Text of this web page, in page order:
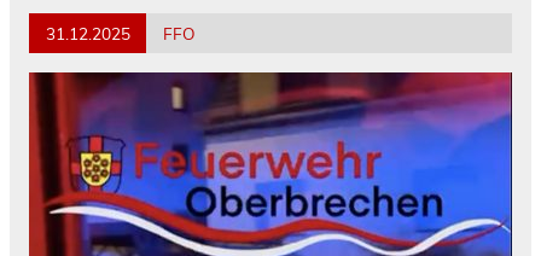
31.12.2025 FFO